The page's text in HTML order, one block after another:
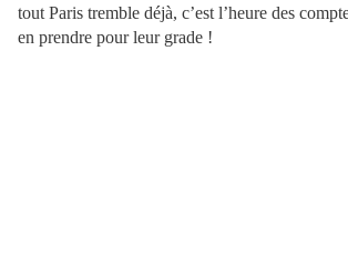
tout Paris tremble déjà, c’est l’heure des
en prendre pour leur grade !